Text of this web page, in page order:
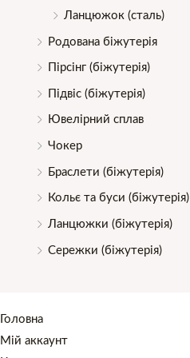
Ланцюжок (сталь)
Родована біжутерія
Пірсінг (біжутерія)
Підвіс (біжутерія)
Ювелірний сплав
Чокер
Браслети (біжутерія)
Кольє та буси (біжутерія)
Ланцюжки (біжутерія)
Сережки (біжутерія)
Головна
Мій аккаунт